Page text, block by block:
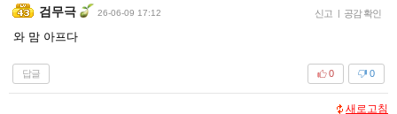
검무극 26-06-09 17:12 신고 | 공감 확인
와 맘 아프다
답글 0
0
새로고침